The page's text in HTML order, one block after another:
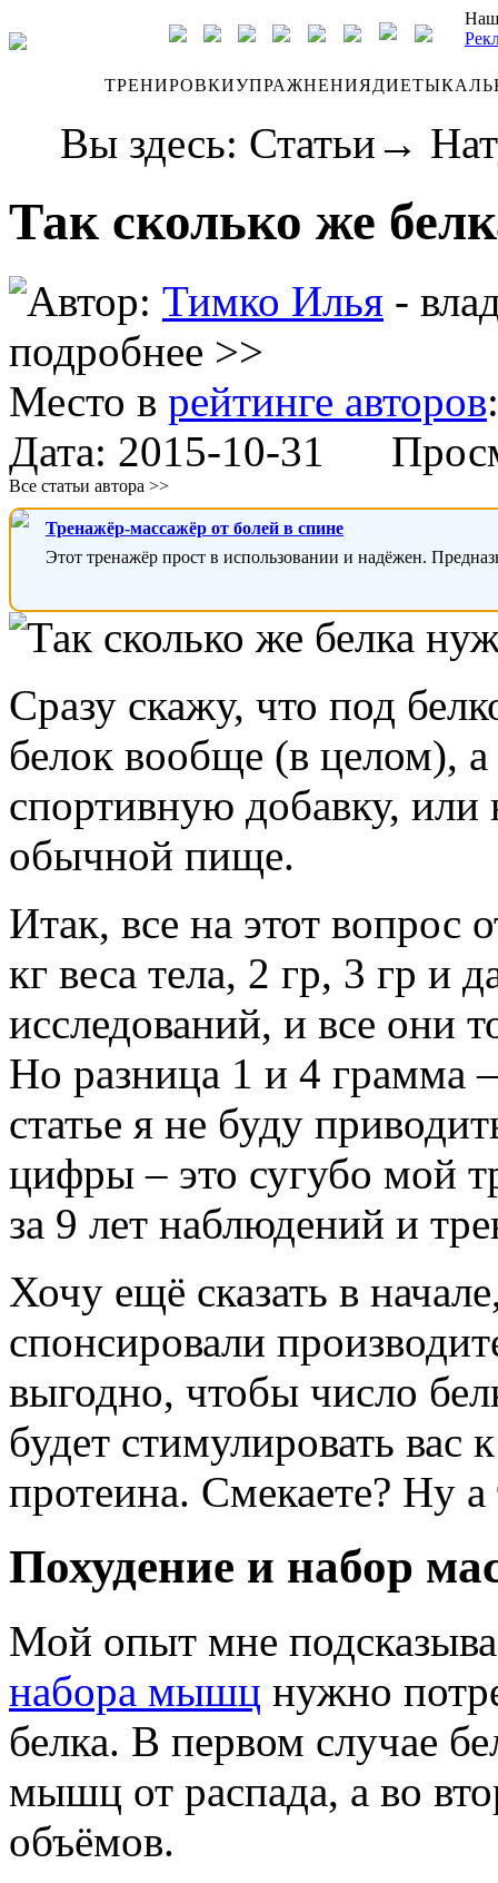
ТРЕНИРОВКИУПРАЖНЕНИЯДИЕТЫ
Вы здесь: Статьи →
Так сколько же
Автор: Тимко Илья -
подробнее >>
Место в рейтинге авторов
Дата: 2015-10-31
Все статьи автора >>
Тренажёр-массажёр от болей в спине
Этот тренажёр прост в использовании и надёжен.
Сразу скажу, что под
белок вообще (в целом), а
спортивную добавку, или
обычной пище.
Итак, все на этот вопрос
кг веса тела, 2 гр, 3 гр и
исследований, и все они
Но разница 1 и 4 грамма
статье я не буду
цифры – это сугубо мой
за 9 лет наблюдений и
Хочу ещё сказать в
спонсировали
выгодно, чтобы число
будет стимулировать вас
протеина. Смекаете? Ну а
Похудение и набор
Мой опыт мне
набора мышц нужно
белка. В первом случае
мышц от распада, а во
объёмов.